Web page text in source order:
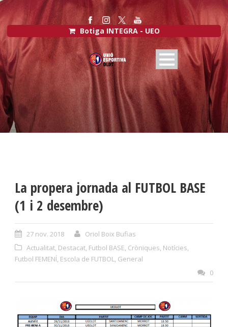
Botiga INTEGRA - UEO
La propera jornada al FUTBOL BASE
(1 i 2 desembre)
27 nov. 2018
Oriol Boix Bufias
Actualitat, Destacat, Futbol BASE, Cròniques, Notícies,
Futbol FEMENÍ, Escola de FUTBOL, General
0